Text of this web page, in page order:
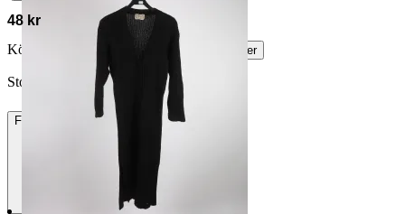
48 kr
Köparskydd är valfritt hos företag.
Läs mer
Stockholm.Aftermarket vann auktionen
Frakt 85 kr DSV